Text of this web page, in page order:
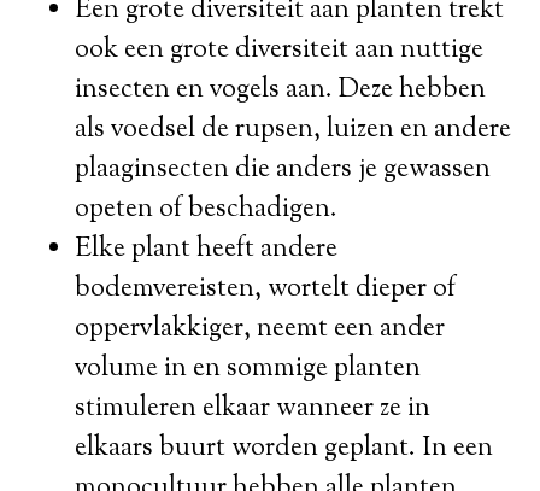
Een grote diversiteit aan planten trekt
ook een grote diversiteit aan nuttige
insecten en vogels aan. Deze hebben
als voedsel de rupsen, luizen en andere
plaaginsecten die anders je gewassen
opeten of beschadigen.
Elke plant heeft andere
bodemvereisten, wortelt dieper of
oppervlakkiger, neemt een ander
volume in en sommige planten
stimuleren elkaar wanneer ze in
elkaars buurt worden geplant. In een